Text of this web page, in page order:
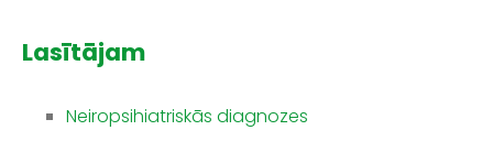
Lasītājam
Neiropsihiatriskās diagnozes